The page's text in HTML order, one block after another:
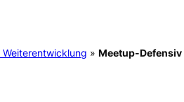
» Meetup-Defensiv